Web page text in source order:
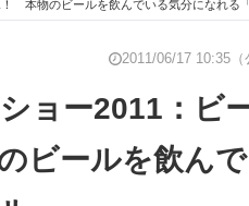
品の総合サイト IT製品の技
本物のビールを飲んでいる気分になれる「
2011/06/17 10:35（
ョー2011：ビ
ビールを飲ん